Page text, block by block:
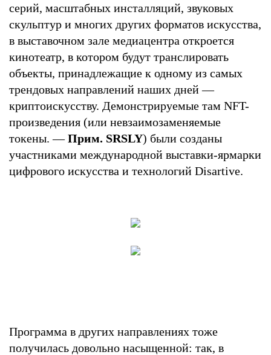
серий, масштабных инсталляций, звуковых
скульптур и многих других форматов искусства,
в выставочном зале медиацентра откроется
кинотеатр, в котором будут транслировать
объекты, принадлежащие к одному из самых
трендовых направлений наших дней —
криптоискусству. Демонстрируемые там NFT-
произведения (или невзаимозаменяемые
токены. —Прим. SRSLY) были созданы
участниками международной выставки-ярмарки
цифрового искусства и технологий Disartive.
Программа в других направлениях тоже
получилась довольно насыщенной: так, в